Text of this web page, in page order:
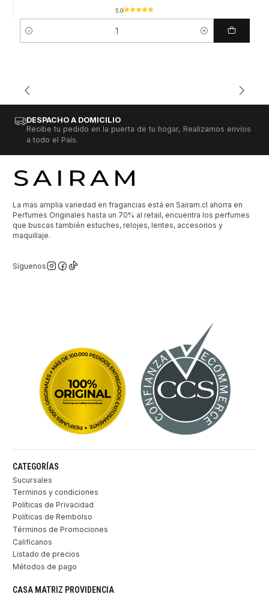
5.0
Cantidad
DESPACHO A DOMICILIO
Recibe tu pedido en la puerta de tu hogar, Realizamos envíos
a todo el País.
La mas amplia variedad en fragancias está en Sairam.cl ahorra en
Perfumes Originales hasta un 70% al retail, encuentra los perfumes
que buscas también estuches, relojes, lentes, accesorios y
maquillaje.
Síguenos
CATEGORÍAS
Sucursales
Terminos y condiciones
Políticas de Privacidad
Políticas de Rembolso
Términos de Promociones
Califícanos
Listado de precios
Métodos de pago
CASA MATRIZ PROVIDENCIA